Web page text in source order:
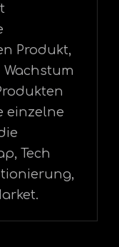
Produkt,
einzelne
Tech